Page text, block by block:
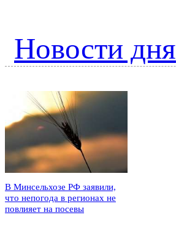
Новости дня
В Минсельхозе РФ заявили,
что непогода в регионах не
повлияет на посевы